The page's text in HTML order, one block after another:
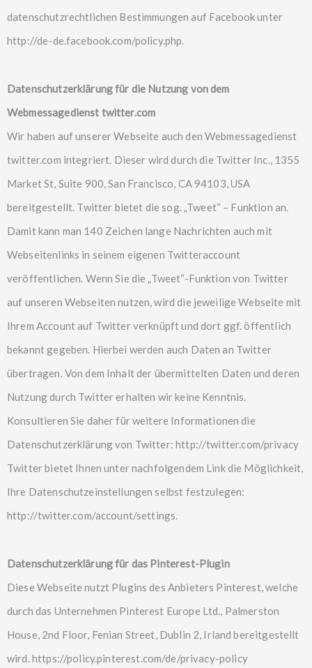
datenschutzrechtlichen Bestimmungen auf Facebook unter
http://de-de.facebook.com/policy.php
Datenschutzerklärung für die Nutzung von dem
Webmessagedienst twitter.com
Wir haben auf unserer Webseite auch den Webmessagedienst
twitter.com integriert. Dieser wird durch die Twitter Inc., 1355
Market St, Suite 900, San Francisco, CA 94103, USA
bereitgestellt. Twitter bietet die sog. „Tweet“ – Funktion an.
Damit kann man 140 Zeichen lange Nachrichten auch mit
Webseitenlinks in seinem eigenen Twitteraccount
veröffentlichen. Wenn Sie die „Tweet“-Funktion von Twitter
auf unseren Webseiten nutzen, wird die jeweilige Webseite mit
Ihrem Account auf Twitter verknüpft und dort ggf. öffentlich
bekannt gegeben. Hierbei werden auch Daten an Twitter
übertragen. Von dem Inhalt der übermittelten Daten und deren
Nutzung durch Twitter erhalten wir keine Kenntnis.
Konsultieren Sie daher für weitere Informationen die
Datenschutzerklärung von Twitter:http://twitter.com/privacy
Twitter bietet Ihnen unter nachfolgendem Link die Möglichkeit,
Ihre Datenschutzeinstellungen selbst festzulegen:
http://twitter.com/account/settings
Datenschutzerklärung für das Pinterest-Plugin
Diese Webseite nutzt Plugins des Anbieters Pinterest, welche
durch das Unternehmen Pinterest Europe Ltd., Palmerston
House, 2nd Floor, Fenian Street, Dublin 2, Irland bereitgestellt
wird. https://policy.pinterest.com/de/privacy-policy